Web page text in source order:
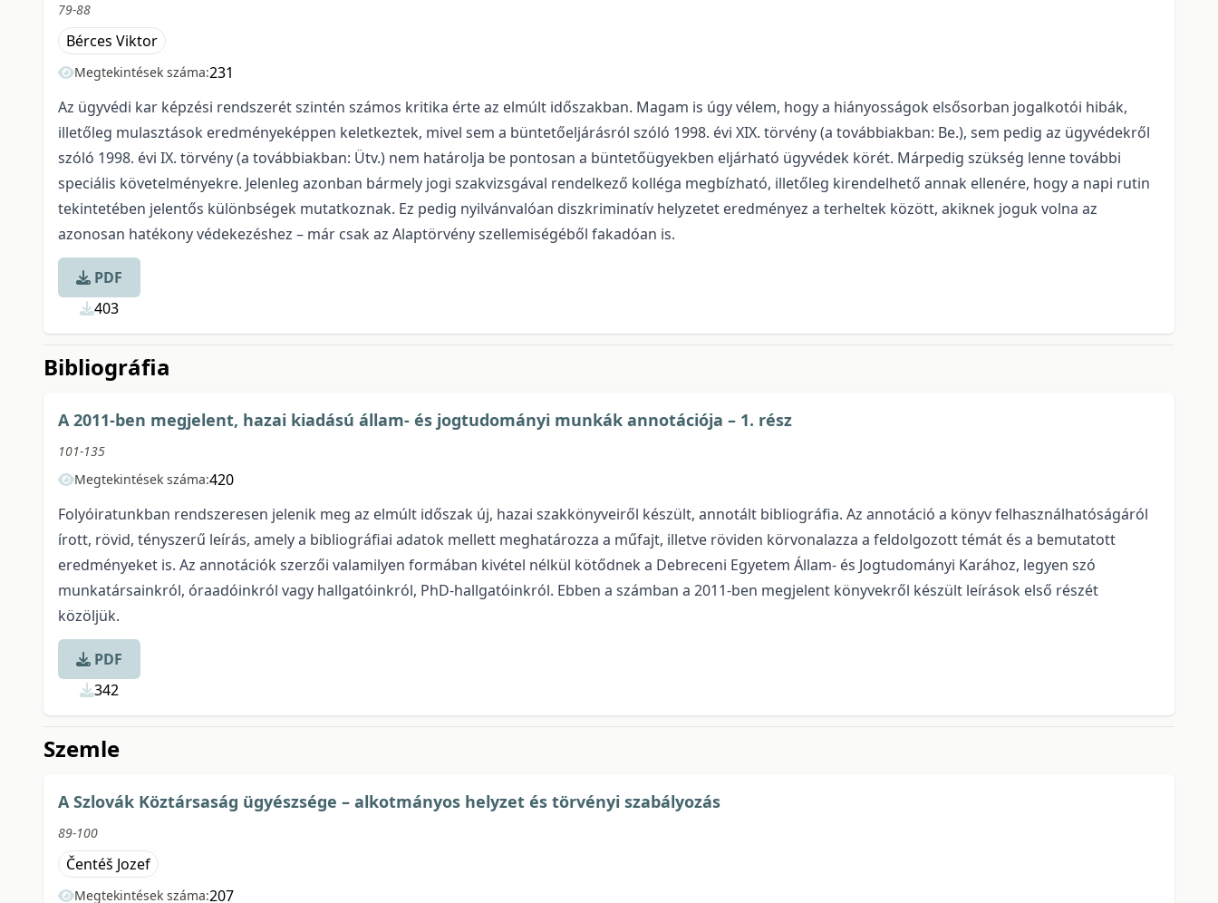
79-88
Bérces Viktor
Megtekintések száma:231
Az ügyvédi kar képzési rendszerét szintén számos kritika érte az elmúlt időszakban. Magam is úgy vélem, hogy a hiányosságok elsősorban jogalkotói hibák,
illetőleg mulasztások eredményeképpen keletkeztek, mivel sem a büntetőeljárásról szóló 1998. évi XIX. törvény (a továbbiakban: Be.), sem pedig az ügyvédekről
szóló 1998. évi IX. törvény (a továbbiakban: Ütv.) nem határolja be pontosan a büntetőügyekben eljárható ügyvédek körét. Márpedig szükség lenne további
speciális követelményekre. Jelenleg azonban bármely jogi szakvizsgával rendelkező kolléga megbízható, illetőleg kirendelhető annak ellenére, hogy a napi rutin
tekintetében jelentős különbségek mutatkoznak. Ez pedig nyilvánvalóan diszkriminatív helyzetet eredményez a terheltek között, akiknek joguk volna az
azonosan hatékony védekezéshez – már csak az Alaptörvény szellemiségéből fakadóan is.
PDF
403
Bibliográfia
A 2011-ben megjelent, hazai kiadású állam- és jogtudományi munkák annotációja – 1. rész
101-135
Megtekintések száma:420
Folyóiratunkban rendszeresen jelenik meg az elmúlt időszak új, hazai szakkönyveiről készült, annotált bibliográfia. Az annotáció a könyv felhasználhatóságáról
írott, rövid, tényszerű leírás, amely a bibliográfiai adatok mellett meghatározza a műfajt, illetve röviden körvonalazza a feldolgozott témát és a bemutatott
eredményeket is. Az annotációk szerzői valamilyen formában kivétel nélkül kötődnek a Debreceni Egyetem Állam- és Jogtudományi Karához, legyen szó
munkatársainkról, óraadóinkról vagy hallgatóinkról, PhD-hallgatóinkról. Ebben a számban a 2011-ben megjelent könyvekről készült leírások első részét
közöljük.
PDF
342
Szemle
A Szlovák Köztársaság ügyészsége – alkotmányos helyzet és törvényi szabályozás
89-100
Čentéš Jozef
Megtekintések száma:207